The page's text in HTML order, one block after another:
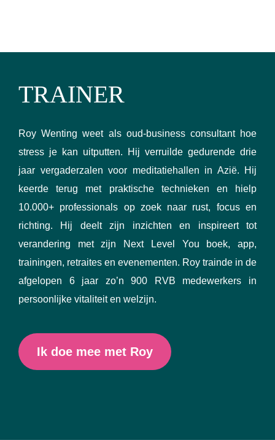
TRAINER
Roy Wenting weet als oud-business consultant hoe
stress je kan uitputten. Hij verruilde gedurende drie
jaar vergaderzalen voor meditatiehallen in Azië. Hij
keerde terug met praktische technieken en hielp
10.000+ professionals op zoek naar rust, focus en
richting. Hij deelt zijn inzichten en inspireert tot
verandering met zijn Next Level You boek, app,
trainingen, retraites en evenementen. Roy trainde in de
afgelopen 6 jaar zo’n 900 RVB medewerkers in
persoonlijke vitaliteit en welzijn.
Ik doe mee met Roy